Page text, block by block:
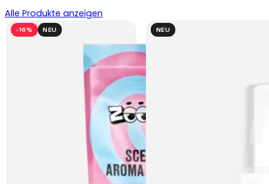
Alle Produkte anzeigen
-16% NEU NEU